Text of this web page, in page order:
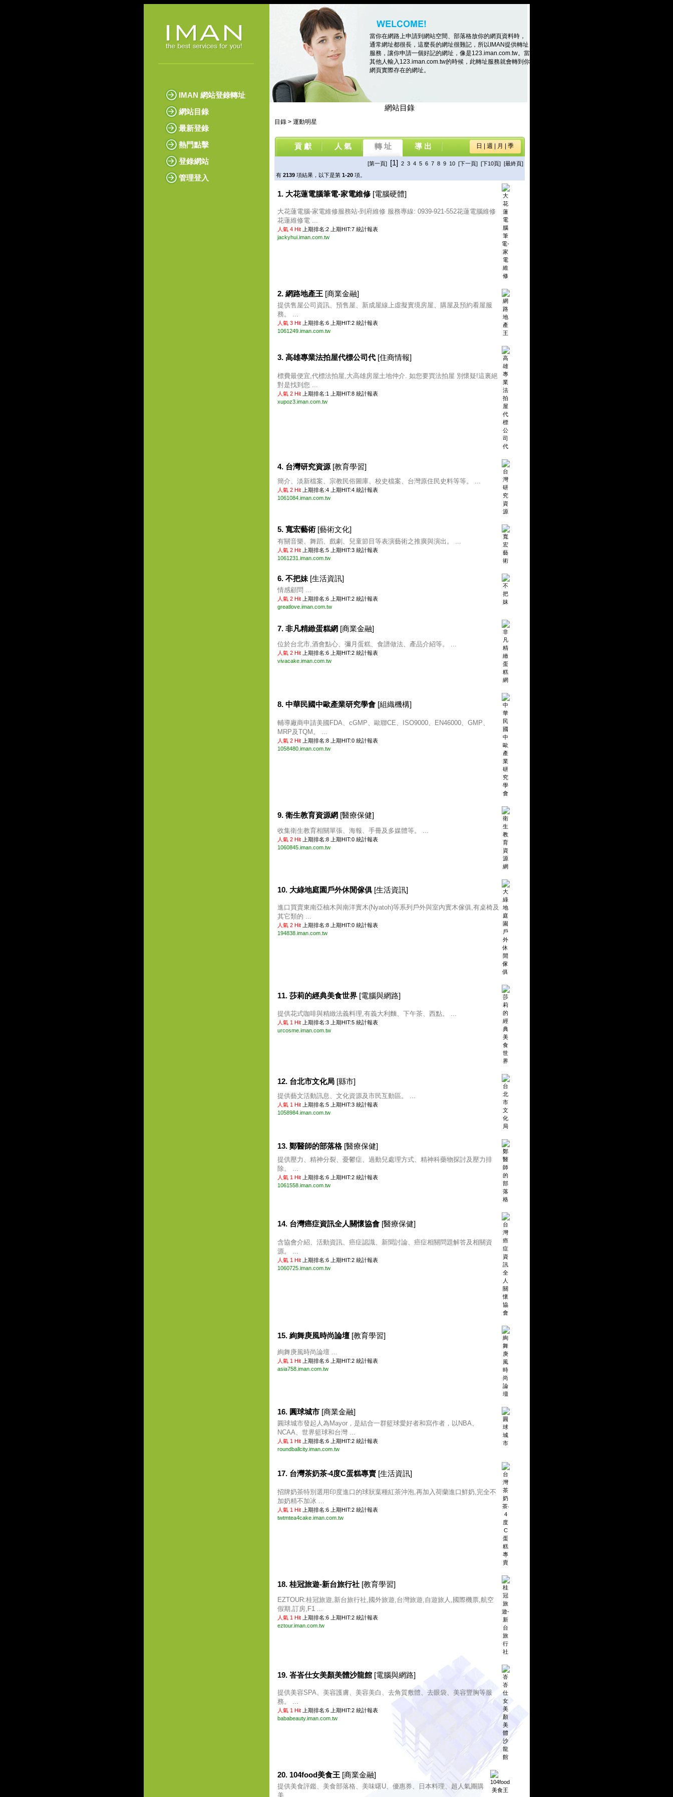
IMAN 網站登錄轉址
網站目錄
最新登錄
熱門點擊
登錄網站
管理登入
當你在網路上申請到網站空間、部落格放你的網頁資料時，
通常網址都很長，這麼長的網址很難記，所以IMAN提供轉址
服務，讓你申請一個好記的網址，像是123.iman.com.tw。當
其他人輸入123.iman.com.tw的時候，此轉址服務就會轉到你
網頁實際存在的網址。
網站目錄
目錄 > 運動明星
貢 獻 人 氣 轉 址 導 出 日 週 月 季
[第一頁] [1] 2 3 4 5 6 7 8 9 10 [下一頁] [下10頁] [最終頁]
有 2139 項結果，以下是第 1-20項。
1. 大花蓮電腦筆電-家電維修 [電腦硬體]
大花蓮電腦-家電維修服務站-到府維修 服務專線: 0939-921-552花蓮電腦維修
花蓮維修電 ...
人氣 4 Hit 上期排名:2 上期HIT:7 統計報表
jackyhui.iman.com.tw
2. 網路地產王 [商業金融]
提供售屋公司資訊、預售屋、新成屋線上虛擬實境房屋、購屋及預約看屋服
務。 ...
人氣 3 Hit 上期排名:6 上期HIT:2 統計報表
1061249.iman.com.tw
3. 高雄專業法拍屋代標公司代 [住商情報]
標費最便宜,代標法拍屋,大高雄房屋土地仲介. 如您要買法拍屋 別懷疑!這裏絕
對是找到您 ...
人氣 2 Hit 上期排名:1 上期HIT:8 統計報表
xupoz3.iman.com.tw
4. 台灣研究資源 [教育學習]
簡介、淡新檔案、宗教民俗圖庫、校史檔案、台灣原住民史料等等。 ...
人氣 2 Hit 上期排名:4 上期HIT:4 統計報表
1061084.iman.com.tw
5. 寬宏藝術 [藝術文化]
有關音樂、舞蹈、戲劇、兒童節目等表演藝術之推廣與演出。 ...
人氣 2 Hit 上期排名:5 上期HIT:3 統計報表
1061231.iman.com.tw
6. 不把妹 [生活資訊]
情感顧問 ...
人氣 2 Hit 上期排名:6 上期HIT:2 統計報表
greatlove.iman.com.tw
7. 非凡精緻蛋糕網 [商業金融]
位於台北市,酒會點心、彌月蛋糕、食譜做法、產品介紹等。 ...
人氣 2 Hit 上期排名:6 上期HIT:2 統計報表
vivacake.iman.com.tw
8. 中華民國中歐產業研究學會 [組織機構]
輔導廠商申請美國FDA、cGMP、歐聯CE、ISO9000、EN46000、GMP、
MRP及TQM。 ...
人氣 2 Hit 上期排名:8 上期HIT:0 統計報表
1058480.iman.com.tw
9. 衛生教育資源網 [醫療保健]
收集衛生教育相關單張、海報、手冊及多媒體等。 ...
人氣 2 Hit 上期排名:8 上期HIT:0 統計報表
1060845.iman.com.tw
10. 大綠地庭園戶外休閒傢俱 [生活資訊]
進口買賣東南亞柚木與南洋實木(Nyatoh)等系列戶外與室內實木傢俱,有桌椅及
其它類的 ...
人氣 2 Hit 上期排名:8 上期HIT:0 統計報表
194838.iman.com.tw
11. 莎莉的經典美食世界 [電腦與網路]
提供花式咖啡與精緻法義料理,有義大利麵、下午茶、西點。 ...
人氣 1 Hit 上期排名:3 上期HIT:5 統計報表
urcosme.iman.com.tw
12. 台北市文化局 [縣市]
提供藝文活動訊息、文化資源及市民互動區。 ...
人氣 1 Hit 上期排名:5 上期HIT:3 統計報表
1058984.iman.com.tw
13. 鄭醫師的部落格 [醫療保健]
提供壓力、精神分裂、憂鬱症、過動兒處理方式、精神科藥物探討及壓力排
除。 ...
人氣 1 Hit 上期排名:6 上期HIT:2 統計報表
1061558.iman.com.tw
14. 台灣癌症資訊全人關懷協會 [醫療保健]
含協會介紹、活動資訊、癌症認識、新聞討論、癌症相關問題解答及相關資
源。 ...
人氣 1 Hit 上期排名:6 上期HIT:2 統計報表
1060725.iman.com.tw
15. 絢舞庚風時尚論壇 [教育學習]
絢舞庚風時尚論壇 ...
人氣 1 Hit 上期排名:6 上期HIT:2 統計報表
asia758.iman.com.tw
16. 圓球城市 [商業金融]
圓球城市發起人為Mayor，是結合一群籃球愛好者和寫作者，以NBA、
NCAA、世界籃球和台灣 ...
人氣 1 Hit 上期排名:6 上期HIT:2 統計報表
roundballcity.iman.com.tw
17. 台灣茶奶茶‧4度C蛋糕專賣 [生活資訊]
招牌奶茶特別選用印度進口的球狀葉種紅茶沖泡,再加入荷蘭進口鮮奶,完全不
加奶精不加冰 ...
人氣 1 Hit 上期排名:6 上期HIT:2 統計報表
twtmtea4cake.iman.com.tw
18. 桂冠旅遊-新台旅行社 [教育學習]
EZTOUR:桂冠旅遊,新台旅行社,國外旅遊,台灣旅遊,自遊旅人,國際機票,航空
假期,訂房,F1 ...
人氣 1 Hit 上期排名:6 上期HIT:2 統計報表
eztour.iman.com.tw
19. 峇峇仕女美顏美體沙龍館 [電腦與網路]
提供美容SPA、美容護膚、美容美白、去角質敷體、去眼袋、美容豐胸等服
務。 ...
人氣 1 Hit 上期排名:6 上期HIT:2 統計報表
bababeauty.iman.com.tw
20. 104food美食王 [商業金融]
提供美食評鑑、美食部落格、美味曙U、優惠券、日本料理、超人氣團購
美 ...